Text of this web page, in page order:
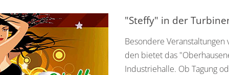
"Steffy" in der
Besondere
den bietet das
Industriehalle. Ob Tagung